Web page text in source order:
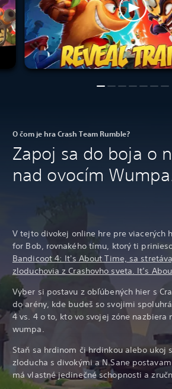
O čom je hra Crash Team Rumble?
Zapoj sa do boja o
nad ovocím
V tejto divokej online hre pre viacerých
for Bob, rovnakého tímu, ktorý ti
Bandicoot 4: It's About Time, sa
zloduchovia z Crashovho sveta. It’s
Vyber si postavu z obľúbených hier s
do arény, kde budeš so svojimi
4 vs. 4 o to, kto vo svojej zóne nazbiera
wumpa.
Staň sa hrdinom či hrdinkou alebo ukoj
zloducha s divokými a N.Sane
má vlastné jedinečné schopnosti a